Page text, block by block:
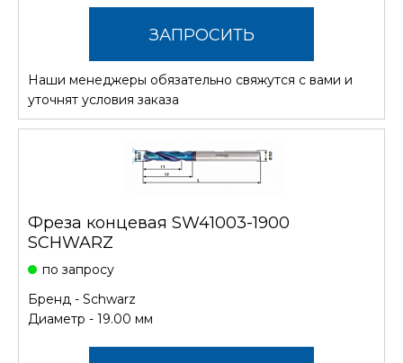
ЗАПРОСИТЬ
СТОИМОСТЬ
Наши менеджеры обязательно свяжутся с вами и
уточнят условия заказа
Фреза концевая SW41003-1900
SCHWARZ
по запросу
Бренд - Schwarz
Диаметр - 19.00 мм